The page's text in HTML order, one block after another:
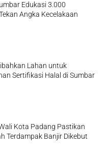
Edukasi 3.000
Angka Kecelakaan
Lahan untuk
Sertifikasi Halal di Sumbar
Kota Padang Pastikan
Terdampak Banjir Dikebut